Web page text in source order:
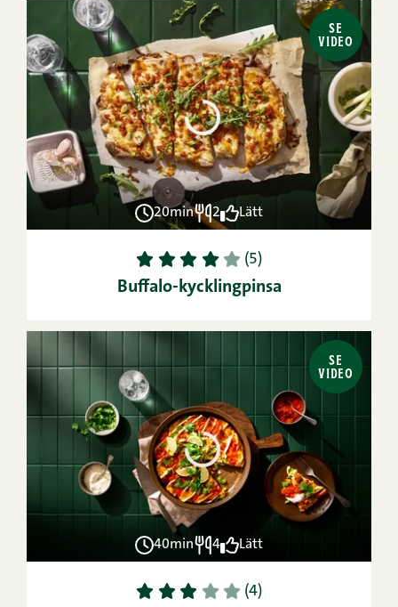
SE
VIDEO
20min 2 Lätt
1 2 3 4 5 (5)
Buffalo-kycklingpinsa
SE
VIDEO
40min 4 Lätt
1 2 3 4 5 (4)